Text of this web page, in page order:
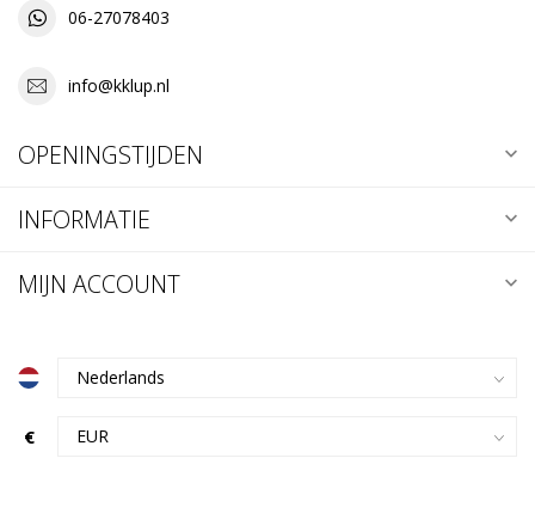
06-27078403
info@kklup.nl
OPENINGSTIJDEN
INFORMATIE
MIJN ACCOUNT
€